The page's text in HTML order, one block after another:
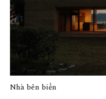
Nhà bên biển